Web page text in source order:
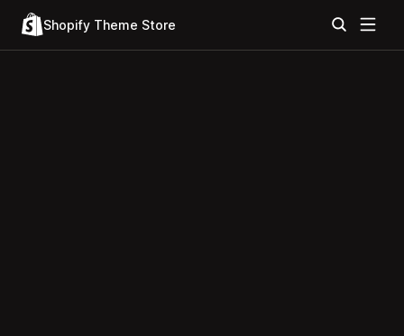
Shopify Theme Store